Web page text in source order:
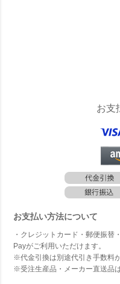
お支
お支払い方法について
・クレジットカード・郵便振替
Payがご利用いただけます。
※代金引換は別途代引き手数料
※受注生産品・メーカー直送品